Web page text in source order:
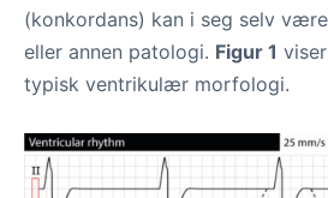
(konkordans) kan i seg selv
eller annen patologi. Figur 1
typisk ventrikulær morfologi.